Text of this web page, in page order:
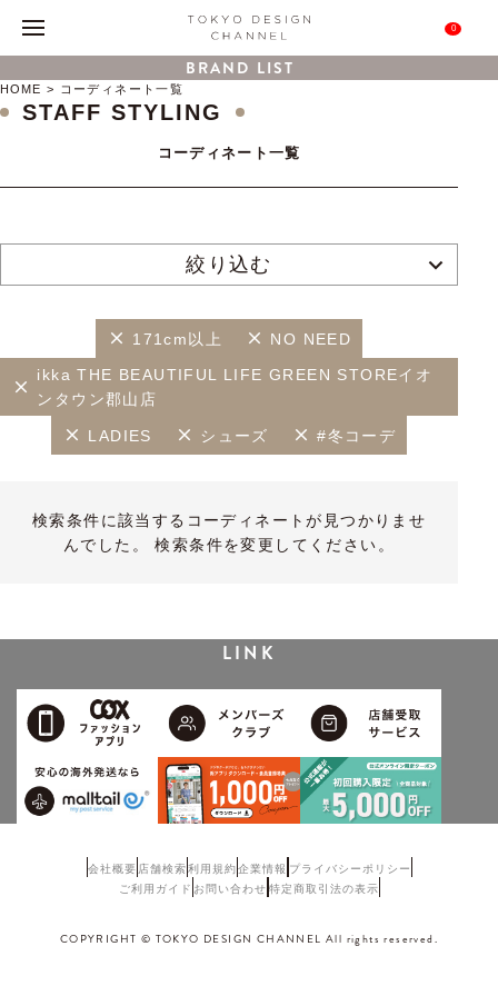
0
BRAND LIST
HOME コーディネート一覧
STAFF STYLING
コーディネート一覧
絞り込む
171cm以上 NO NEED
ikka THE BEAUTIFUL LIFE GREEN STOREイオ
ンタウン郡山店
LADIES シューズ #冬コーデ
検索条件に該当するコーディネートが見つかりませ
んでした。 検索条件を変更してください。
LINK
会社概要 店舗検索利用規約企業情報 プライバシーポリシー
ご利用ガイド お問い合わせ 特定商取引法の表示
COPYRIGHT © TOKYO DESIGN CHANNEL All rights reserved.